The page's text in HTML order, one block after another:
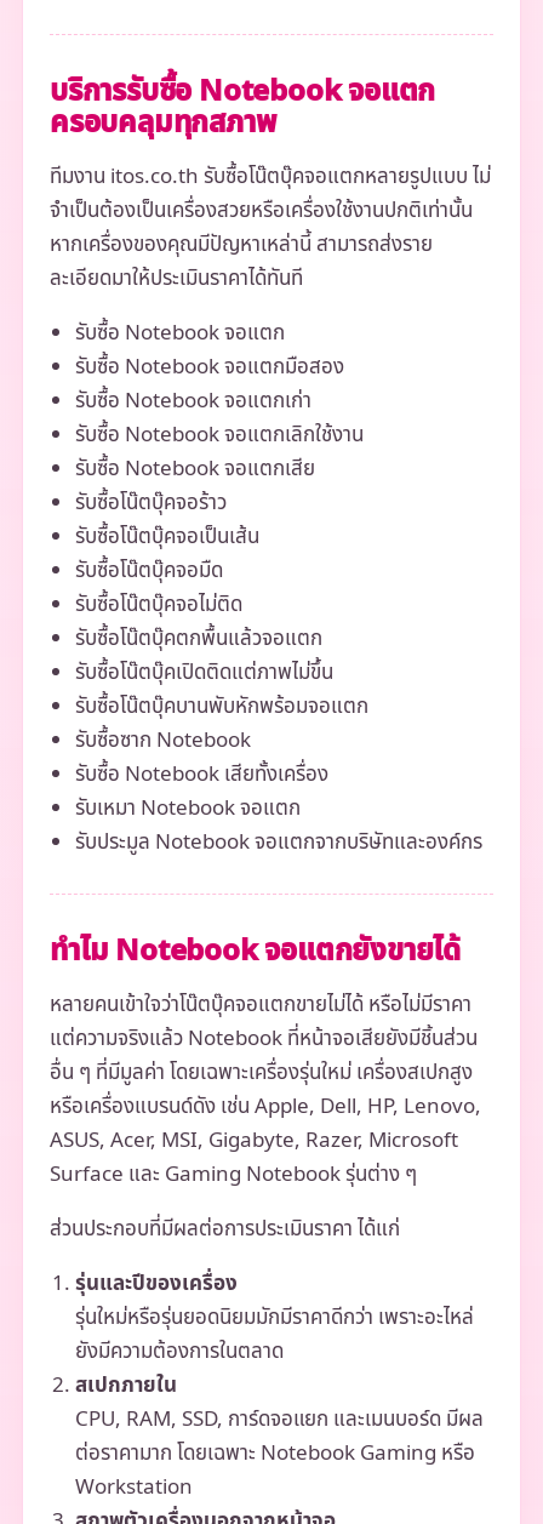
บริการรับซื้อ Notebook จอแตก
ครอบคลุมทุกสภาพ
ทีมงาน itos.co.th รับซื้อโน๊ตบุ๊คจอแตกหลายรูปแบบ ไม่
จำเป็นต้องเป็นเครื่องสวยหรือเครื่องใช้งานปกติเท่านั้น
หากเครื่องของคุณมีปัญหาเหล่านี้ สามารถส่งราย
ละเอียดมาให้ประเมินราคาได้ทันที
รับซื้อ Notebook จอแตก
รับซื้อ Notebook จอแตกมือสอง
รับซื้อ Notebook จอแตกเก่า
รับซื้อ Notebook จอแตกเลิกใช้งาน
รับซื้อ Notebook จอแตกเสีย
รับซื้อโน๊ตบุ๊คจอร้าว
รับซื้อโน๊ตบุ๊คจอเป็นเส้น
รับซื้อโน๊ตบุ๊คจอมืด
รับซื้อโน๊ตบุ๊คจอไม่ติด
รับซื้อโน๊ตบุ๊คตกพื้นแล้วจอแตก
รับซื้อโน๊ตบุ๊คเปิดติดแต่ภาพไม่ขึ้น
รับซื้อโน๊ตบุ๊คบานพับหักพร้อมจอแตก
รับซื้อซาก Notebook
รับซื้อ Notebook เสียทั้งเครื่อง
รับเหมา Notebook จอแตก
รับประมูล Notebook จอแตกจากบริษัทและองค์กร
ทำไม Notebook จอแตกยังขายได้
หลายคนเข้าใจว่าโน๊ตบุ๊คจอแตกขายไม่ได้ หรือไม่มีราคา
แต่ความจริงแล้ว Notebook ที่หน้าจอเสียยังมีชิ้นส่วน
อื่น ๆ ที่มีมูลค่า โดยเฉพาะเครื่องรุ่นใหม่ เครื่องสเปกสูง
หรือเครื่องแบรนด์ดัง เช่น Apple, Dell, HP, Lenovo,
ASUS, Acer, MSI, Gigabyte, Razer, Microsoft
Surface และ Gaming Notebook รุ่นต่าง ๆ
ส่วนประกอบที่มีผลต่อการประเมินราคา ได้แก่
รุ่นและปีของเครื่อง
รุ่นใหม่หรือรุ่นยอดนิยมมักมีราคาดีกว่า เพราะอะไหล่
ยังมีความต้องการในตลาด
สเปกภายใน
CPU, RAM, SSD, การ์ดจอแยก และเมนบอร์ด มีผล
ต่อราคามาก โดยเฉพาะ Notebook Gaming หรือ
Workstation